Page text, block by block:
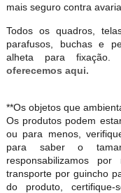
mais seguro contra
Todos os quadros,
parafusos, buchas e
alheta para fixação.
oferecemos aqui.
**Os objetos que
Os produtos podem
ou para menos,
para saber o
responsabilizamos
transporte por guincho
do produto,